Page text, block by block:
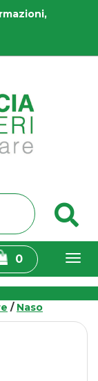
0prodotti
inseriti
/ Naso